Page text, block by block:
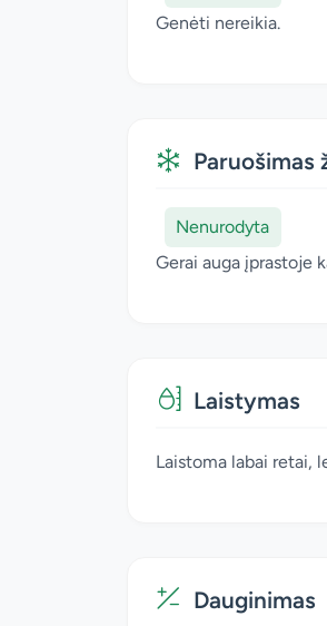
Genėti nereikia.
Paruošimas
Nenurodyta
Gerai auga įprastoje
Laistymas
Laistoma labai retai,
Dauginimas